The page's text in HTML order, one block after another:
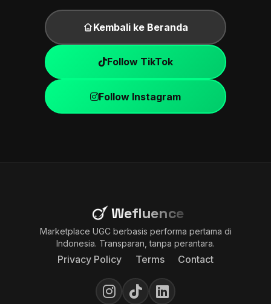
Kembali ke Beranda
Follow TikTok
Follow Instagram
Wefluence
Marketplace UGC berbasis performa pertama di
Indonesia. Transparan, tanpa perantara.
Privacy Policy Terms Contact